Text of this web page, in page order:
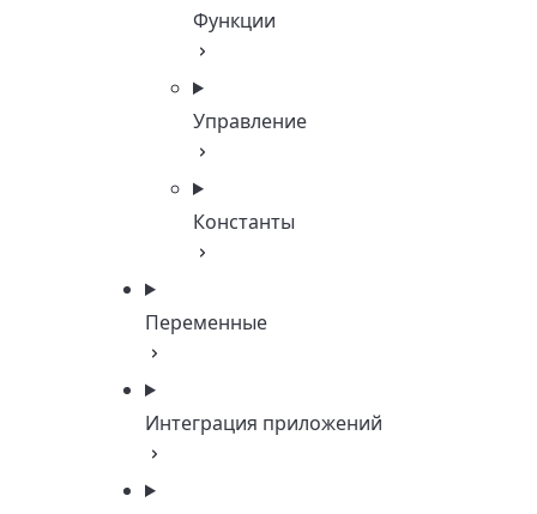
Функции
Управление
Константы
Переменные
Интеграция приложений